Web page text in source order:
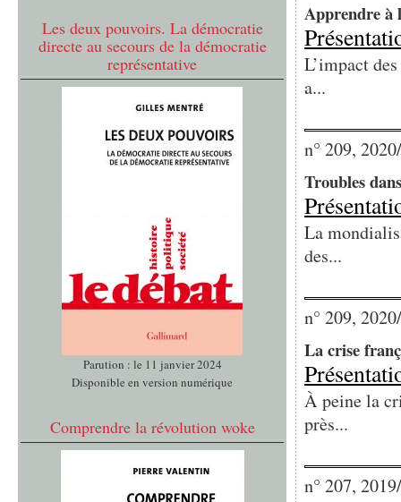
Les deux pouvoirs. La démocratie
directe au secours de la démocratie
représentative
Parution : le 11 janvier 2024
Disponible en version numérique
Comprendre la révolution woke
Apprendre à
L’impact
a...
n° 209,
Troubles
La
des...
n° 209,
La crise
À peine la
près...
n° 207,